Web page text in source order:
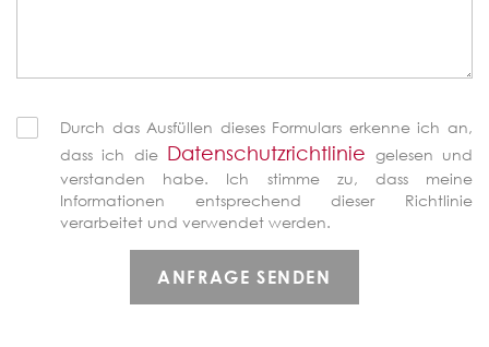
Durch das Ausfüllen dieses Formulars erkenne ich an,
dass ich die Datenschutzrichtlinie gelesen und
verstanden habe. Ich stimme zu, dass meine
Informationen entsprechend dieser Richtlinie
verarbeitet und verwendet werden.